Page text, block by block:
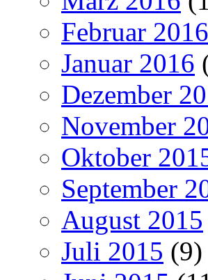
Februar 2016
Januar 2016
Dezember
November
Oktober
September
August 2015
Juli 2015 (9)